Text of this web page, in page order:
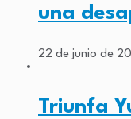
una
22 de junio de
Triunfa